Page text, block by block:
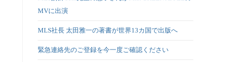
MVに出演
MLS社長 太田雅一の著書が世界13カ国で出版へ
緊急連絡先のご登録を今一度ご確認ください